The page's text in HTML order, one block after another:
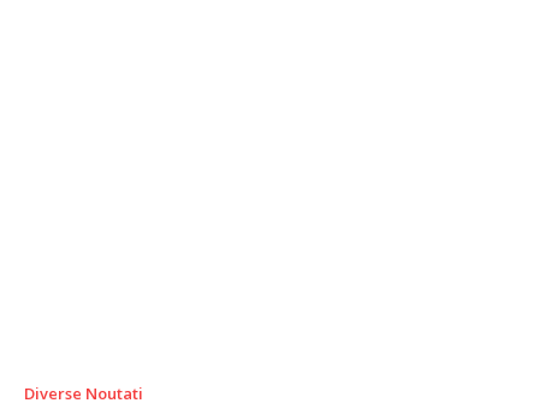
Diverse Noutati